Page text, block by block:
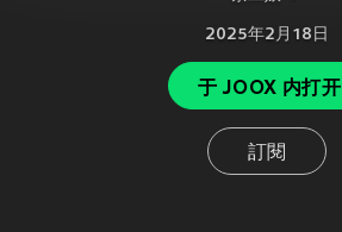
2025年2月18日
于 JOOX 内打开
訂閱